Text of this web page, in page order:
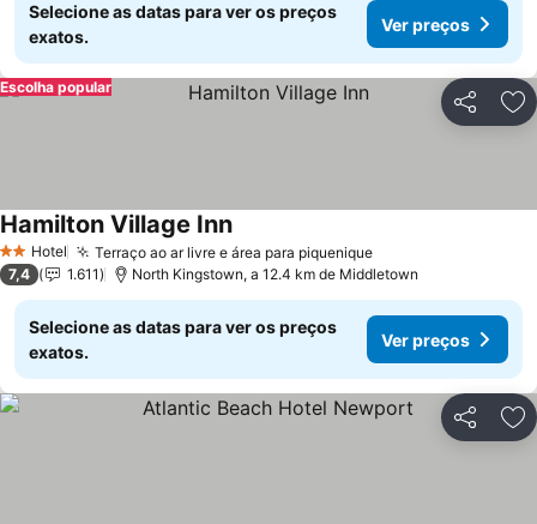
Selecione as datas para ver os preços
exatos.
Ver preços
Partilhar
Escolha popular
2 Estrelas
Hotel Terraço ao ar livre e área para piquenique
Hamilton Village Inn
7,4 1.611 North Kingstown, a 12.4 km de Middletown
Selecione as datas para ver os preços
exatos.
Ver preços
Partilhar